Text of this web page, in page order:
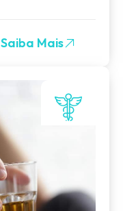
Saiba Mais